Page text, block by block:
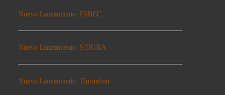
Nuevo Lanzamiento: INBEC
Nuevo Lanzamiento: STIGRA
Nuevo Lanzamiento: Thromban